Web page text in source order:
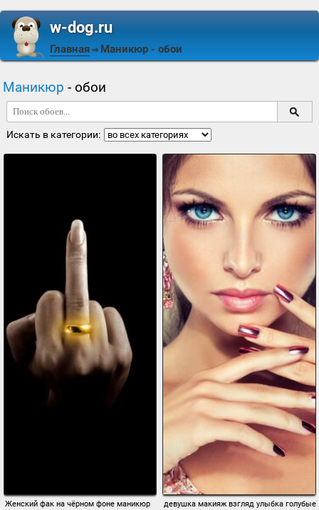
w-dog.ru
Главная ⇒ Маникюр - обои
Маникюр - обои
Искать в категории:
Женский фак на чёрном фоне маникюр
девушка макияж взгляд улыбка